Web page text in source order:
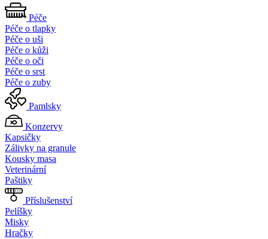
Péče
Péče o tlapky
Péče o uši
Péče o kůži
Péče o oči
Péče o srst
Péče o zuby
Pamlsky
Konzervy
Kapsičky
Zálivky na granule
Kousky masa
Veterinární
Paštiky
Příslušenství
Pelíšky
Misky
Hračky